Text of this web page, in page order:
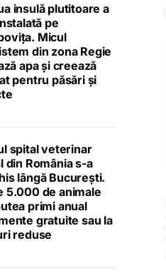
insulă plutitoare a
pe
Micul
din zona Regie
apa și creează
pentru păsări și
spital veterinar
din România s-a
lângă București.
5.000 de animale
primi anual
gratuite sau la
reduse